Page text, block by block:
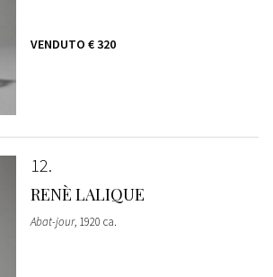
VENDUTO € 320
12
RENÈ LALIQUE
Abat-jour, 1920 ca.